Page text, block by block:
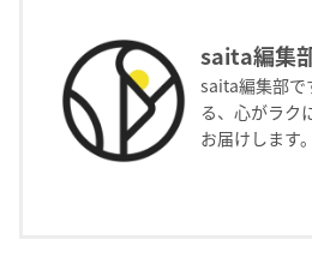
saita編集
saita編集部で
る、心がラク
お届けします。